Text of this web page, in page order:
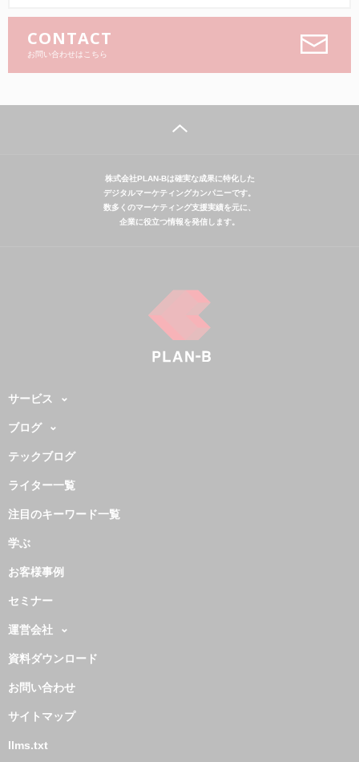
CONTACT
お問い合わせはこちら
株式会社PLAN-Bは確実な成果に特化した
デジタルマーケティングカンパニーです。
数多くのマーケティング支援実績を元に、
企業に役立つ情報を発信します。
サービス
ブログ
テックブログ
ライター一覧
注目のキーワード一覧
学ぶ
お客様事例
セミナー
運営会社
資料ダウンロード
お問い合わせ
サイトマップ
llms.txt